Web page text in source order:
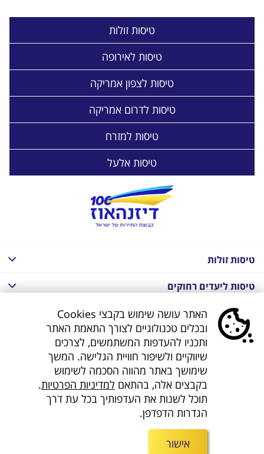
טיסות זולות
טיסות לאירופה
טיסות לצפון אמריקה
טיסות לדרום אמריקה
טיסות למזרח
טיסות אלעל
טיסות זולות
טיסות ליעדים רחוקים
חבילות נופש בחו"ל
חבילות נופש בחו"ל
חבילות טוס וסע
דילים לחו"ל
קישורים נוספים
חפשו אותנו ברשת
האתר עושה שימוש בקבצי Cookies
ובכלים טכנולוגיים לצורך התאמת האתר
ותכניו להעדפות המשתמשים, לצרכים
שיווקיים ולשיפור חוויית הגלישה. המשך
שימושך באתר מהווה הסכמה לשימוש
בקבצים אלה, בהתאם למדיניות הפרטיות.
תוכל לשנות את העדפותיך בכל עת דרך
הגדרות הדפדפן.
אישור